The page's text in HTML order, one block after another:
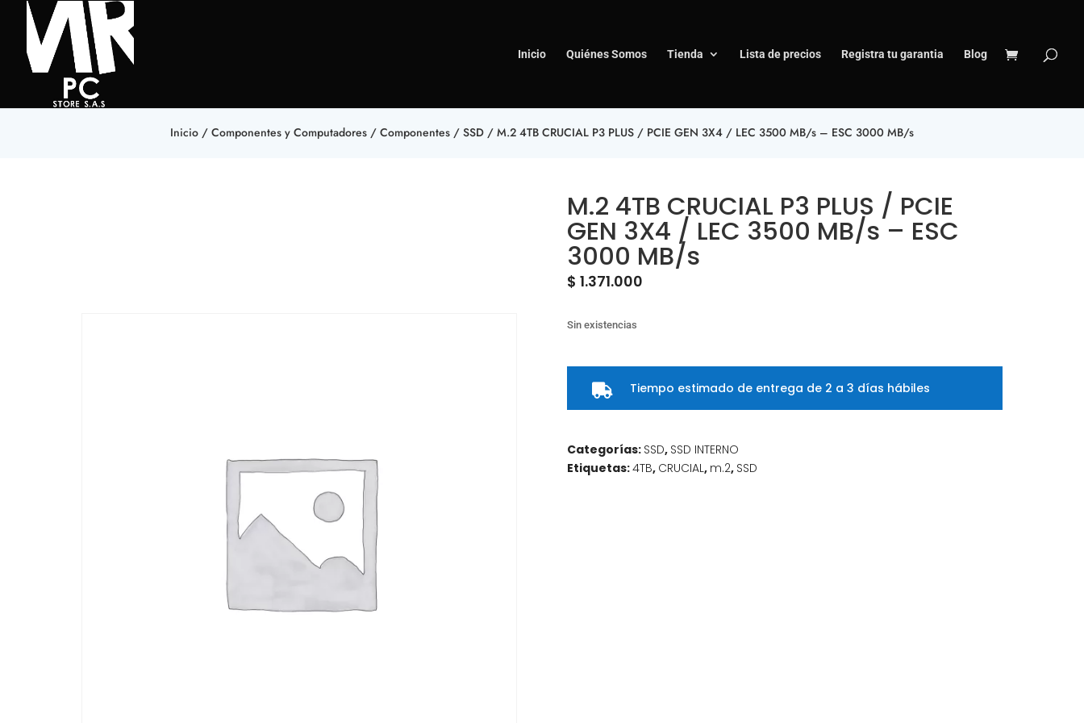
Inicio Quiénes Somos Tienda Lista de precios Registra tu garantia Blog
Inicio / Componentes y Computadores / Componentes / SSD / M.2 4TB CRUCIAL P3 PLUS / PCIE GEN 3X4 / LEC 3500 MB/s – ESC 3000 MB/s
M.2 4TB CRUCIAL P3 PLUS / PCIE
GEN 3X4 / LEC 3500 MB/s – ESC
3000 MB/s
$ 1.371.000
Sin existencias
 Tiempo estimado de entrega de 2 a 3 días hábiles
Categorías: SSD, SSD INTERNO
Etiquetas:4TB, CRUCIAL, m.2, SSD